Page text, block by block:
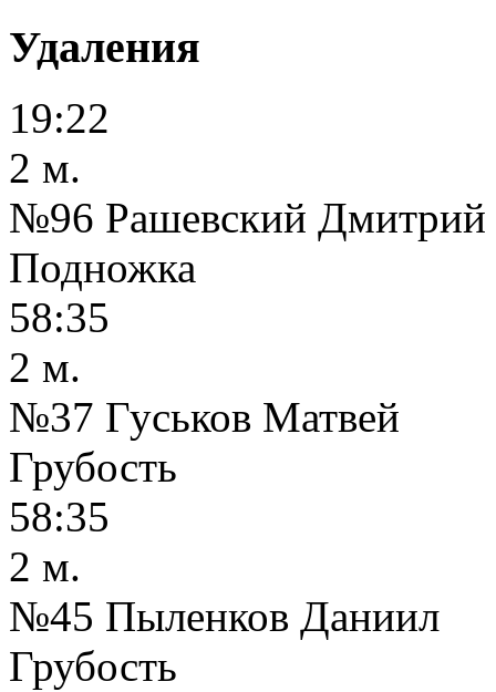
Удаления
19:22
2 м.
№96 Рашевский Дмитрий
Подножка
58:35
2 м.
№37 Гуськов Матвей
Грубость
58:35
2 м.
№45 Пыленков Даниил
Грубость